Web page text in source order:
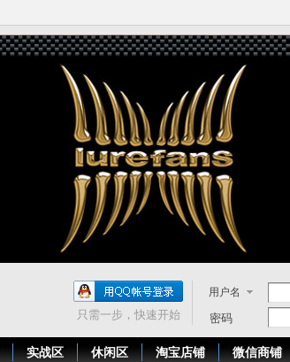
用户名
密码
只需一步，快速开始
实战区 休闲区 淘宝店铺 微信商铺